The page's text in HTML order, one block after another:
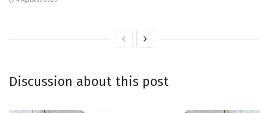
Discussion about this post